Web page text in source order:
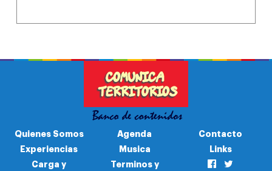
Quienes Somos
Experiencias
Carga y
Agenda
Musica
Terminos y
Contacto
Links